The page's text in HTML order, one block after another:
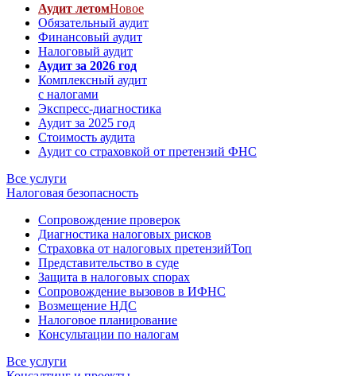
Аудит летомНовое
Обязательный аудит
Финансовый аудит
Налоговый аудит
Аудит за 2026 год
Комплексный аудит
с налогами
Экспресс-диагностика
Аудит за 2025 год
Стоимость аудита
Аудит со страховкой от претензий ФНС
Все услуги
Налоговая безопасность
Сопровождение проверок
Диагностика налоговых рисков
Страховка от налоговых претензийТоп
Представительство в суде
Защита в налоговых спорах
Сопровождение вызовов в ИФНС
Возмещение НДС
Налоговое планирование
Консультации по налогам
Все услуги